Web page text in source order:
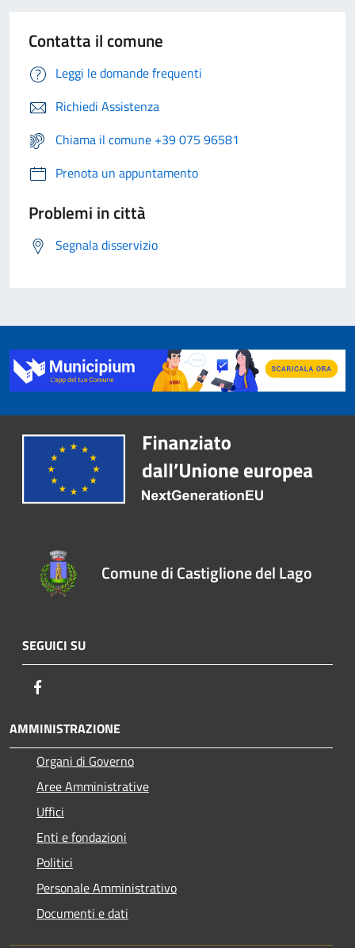
Contatta il comune
Leggi le domande frequenti
Richiedi Assistenza
Chiama il comune +39 075 96581
Prenota un appuntamento
Problemi in città
Segnala disservizio
Comune di Castiglione del Lago
SEGUICI SU
AMMINISTRAZIONE
Organi di Governo
Aree Amministrative
Uffici
Enti e fondazioni
Politici
Personale Amministrativo
Documenti e dati